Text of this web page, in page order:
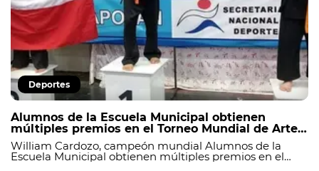
Deportes
Alumnos de la Escuela Municipal obtienen
múltiples premios en el Torneo Mundial de Artes
Marciales
William Cardozo, campeón mundial Alumnos de la
Escuela Municipal obtienen múltiples premios en el